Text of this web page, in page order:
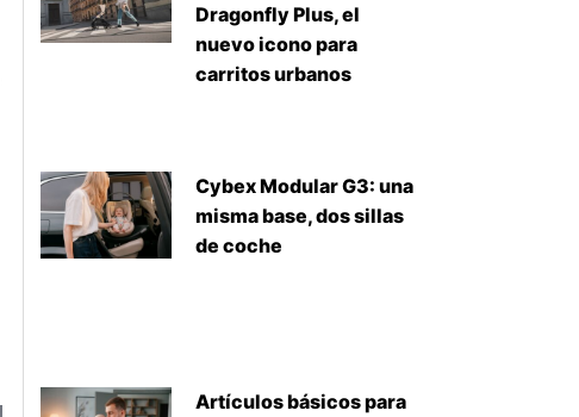
Dragonfly Plus, el
nuevo icono para
carritos urbanos
Cybex Modular G3: una
misma base, dos sillas
de coche
Artículos básicos para